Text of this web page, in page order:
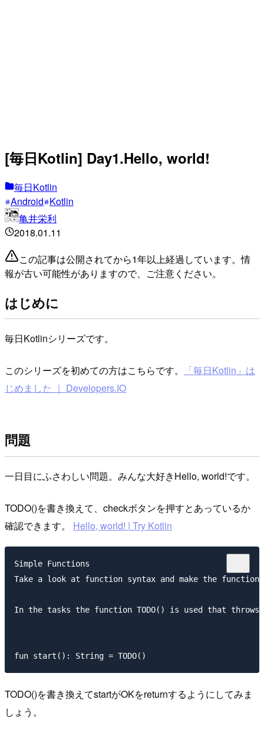
[毎日Kotlin] Day1.Hello, world!
毎日Kotlin
Android Kotlin
亀井栄利
2018.01.11
この記事は公開されてから1年以上経過しています。情
報が古い可能性がありますので、ご注意ください。
はじめに
毎日Kotlinシリーズです。
このシリーズを初めての方はこちらです。
「毎日Kotlin」は
じめました ｜ Developers.IO
問題
一日目にふさわしい問題。みんな大好きHello, world!です。
TODO()を書き換えて、checkボタンを押すとあっているか
確認できます。 Hello, world! | Try Kotlin
Simple Functions
Take a look at function syntax and make the
In the tasks the function TODO() is used that
TODO()を書き換えてstartがOKをreturnするようにしてみま
しょう。